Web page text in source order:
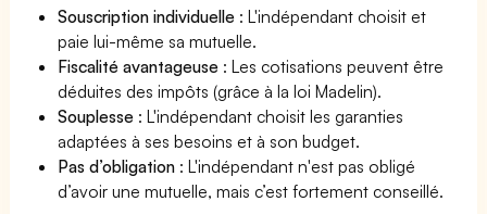
Souscription individuelle : L'indépendant choisit et
paie lui-même sa mutuelle.
Fiscalité avantageuse : Les cotisations peuvent être
déduites des impôts (grâce à la loi Madelin).
Souplesse : L'indépendant choisit les garanties
adaptées à ses besoins et à son budget.
Pas d’obligation : L'indépendant n'est pas obligé
d’avoir une mutuelle, mais c’est fortement conseillé.